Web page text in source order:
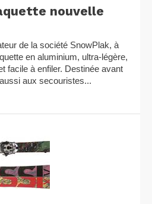
nouvelle
de la société SnowPlak, à
en aluminium, ultra-légère,
facile à enfiler. Destinée avant
aux secouristes...